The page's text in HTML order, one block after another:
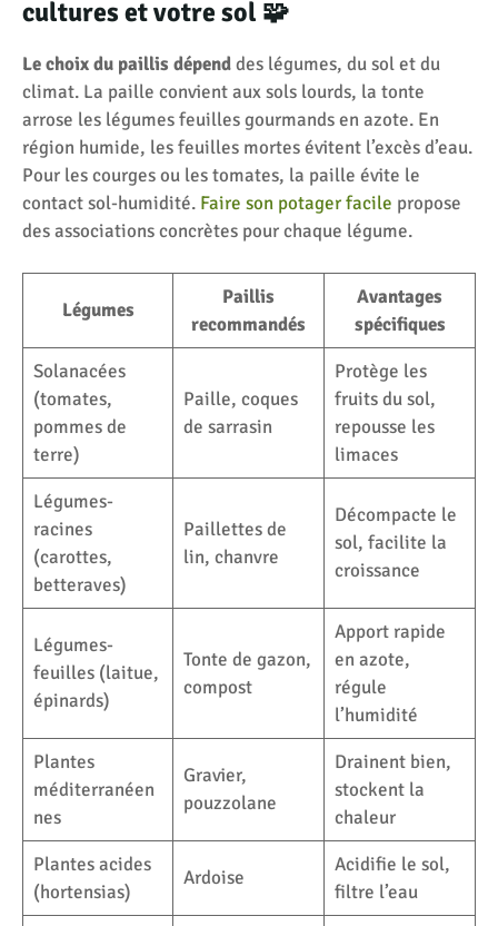
cultures et votre sol 🧩
Le choix du paillis dépenddes légumes, du sol et du
climat. La paille convient aux sols lourds, la tonte
arrose les légumes feuilles gourmands en azote. En
région humide, les feuilles mortes évitent l’excès d’eau.
Pour les courges ou les tomates, la paille évite le
contact sol-humidité. Faire son potager facile propose
des associations concrètes pour chaque légume.
Légumes
Paillis
recommandés
Avantages
spécifiques
Solanacées
(tomates,
pommes de
terre)
Paille, coques
de sarrasin
Protège les
fruits du sol,
repousse les
limaces
Légumes-
racines
(carottes,
betteraves)
Paillettes de
lin, chanvre
Décompacte le
sol, facilite la
croissance
Légumes-
feuilles (laitue,
épinards)
Tonte de gazon,
compost
Apport rapide
en azote,
régule
l’humidité
Plantes
méditerranéen
nes
Gravier,
pouzzolane
Drainent bien,
stockent la
chaleur
Plantes acides
(hortensias)
Ardoise
Acidifie le sol,
filtre l’eau